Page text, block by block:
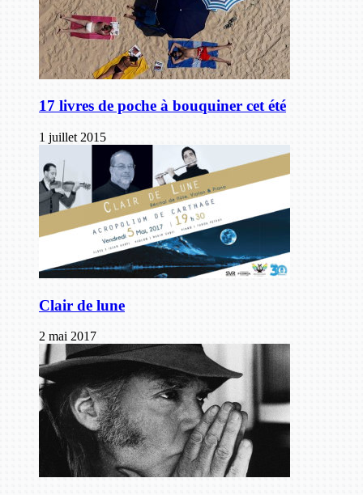
17 livres de poche à bouquiner cet été
1 juillet 2015
Clair de lune
2 mai 2017